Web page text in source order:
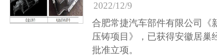
2022/12/9
合肥常捷汽车部件有限公司《
压铸项目》，已获得安徽居巢
批准立项。